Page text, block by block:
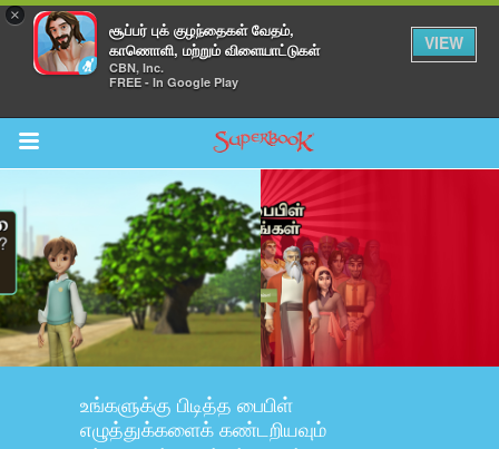
×
சூப்பர் புக் குழந்தைகள் வேதம்,
காணொளி, மற்றும் விளையாட்டுகள்
CBN, Inc.
FREE - In Google Play
VIEW
Return to Content
உங்களுக்கு பிடித்த பைபிள்
எழுத்துக்களைக் கண்டறியவும்